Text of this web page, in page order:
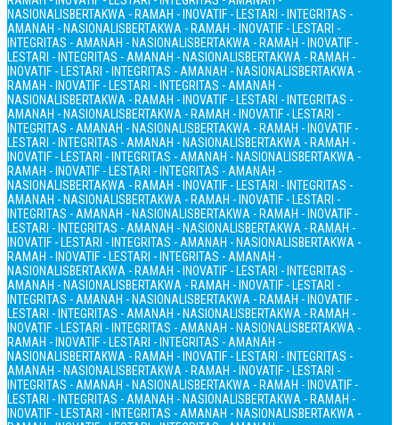
NASIONALISBERTAKWA - RAMAH - INOVATIF - LESTARI - INTEGRITAS -
AMANAH - NASIONALISBERTAKWA - RAMAH - INOVATIF - LESTARI -
INTEGRITAS - AMANAH - NASIONALISBERTAKWA - RAMAH - INOVATIF -
LESTARI - INTEGRITAS - AMANAH - NASIONALISBERTAKWA - RAMAH -
INOVATIF - LESTARI - INTEGRITAS - AMANAH - NASIONALISBERTAKWA -
RAMAH - INOVATIF - LESTARI - INTEGRITAS - AMANAH -
NASIONALISBERTAKWA - RAMAH - INOVATIF - LESTARI - INTEGRITAS -
AMANAH - NASIONALISBERTAKWA - RAMAH - INOVATIF - LESTARI -
INTEGRITAS - AMANAH - NASIONALISBERTAKWA - RAMAH - INOVATIF -
LESTARI - INTEGRITAS - AMANAH - NASIONALISBERTAKWA - RAMAH -
INOVATIF - LESTARI - INTEGRITAS - AMANAH - NASIONALISBERTAKWA -
RAMAH - INOVATIF - LESTARI - INTEGRITAS - AMANAH -
NASIONALISBERTAKWA - RAMAH - INOVATIF - LESTARI - INTEGRITAS -
AMANAH - NASIONALISBERTAKWA - RAMAH - INOVATIF - LESTARI -
INTEGRITAS - AMANAH - NASIONALISBERTAKWA - RAMAH - INOVATIF -
LESTARI - INTEGRITAS - AMANAH - NASIONALISBERTAKWA - RAMAH -
INOVATIF - LESTARI - INTEGRITAS - AMANAH - NASIONALISBERTAKWA -
RAMAH - INOVATIF - LESTARI - INTEGRITAS - AMANAH -
NASIONALISBERTAKWA - RAMAH - INOVATIF - LESTARI - INTEGRITAS -
AMANAH - NASIONALISBERTAKWA - RAMAH - INOVATIF - LESTARI -
INTEGRITAS - AMANAH - NASIONALISBERTAKWA - RAMAH - INOVATIF -
LESTARI - INTEGRITAS - AMANAH - NASIONALISBERTAKWA - RAMAH -
INOVATIF - LESTARI - INTEGRITAS - AMANAH - NASIONALISBERTAKWA -
RAMAH - INOVATIF - LESTARI - INTEGRITAS - AMANAH -
NASIONALISBERTAKWA - RAMAH - INOVATIF - LESTARI - INTEGRITAS -
AMANAH - NASIONALISBERTAKWA - RAMAH - INOVATIF - LESTARI -
INTEGRITAS - AMANAH - NASIONALISBERTAKWA - RAMAH - INOVATIF -
LESTARI - INTEGRITAS - AMANAH - NASIONALISBERTAKWA - RAMAH -
INOVATIF - LESTARI - INTEGRITAS - AMANAH - NASIONALISBERTAKWA -